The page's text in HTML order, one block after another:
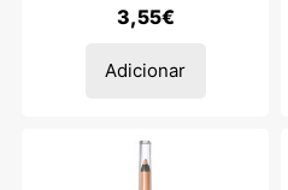
3,55€
Adicionar